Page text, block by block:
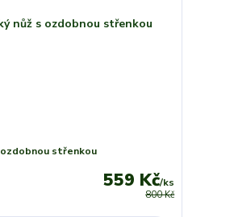
ozdobnou střenkou
800 Kč
559 Kč/ks